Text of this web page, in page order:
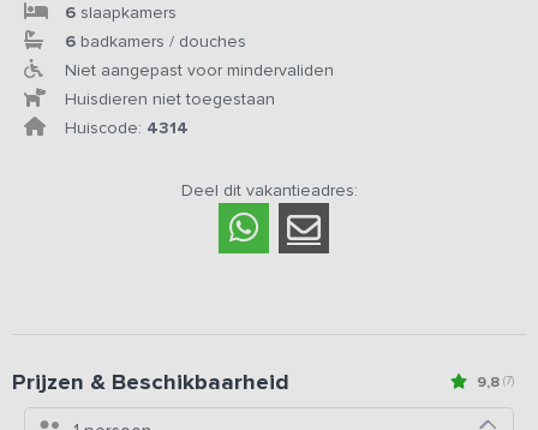
6 slaapkamers
6 badkamers / douches
Niet aangepast voor mindervaliden
Huisdieren niet toegestaan
Huiscode: 4314
Deel dit vakantieadres:
9,8 (7)
Prijzen & Beschikbaarheid